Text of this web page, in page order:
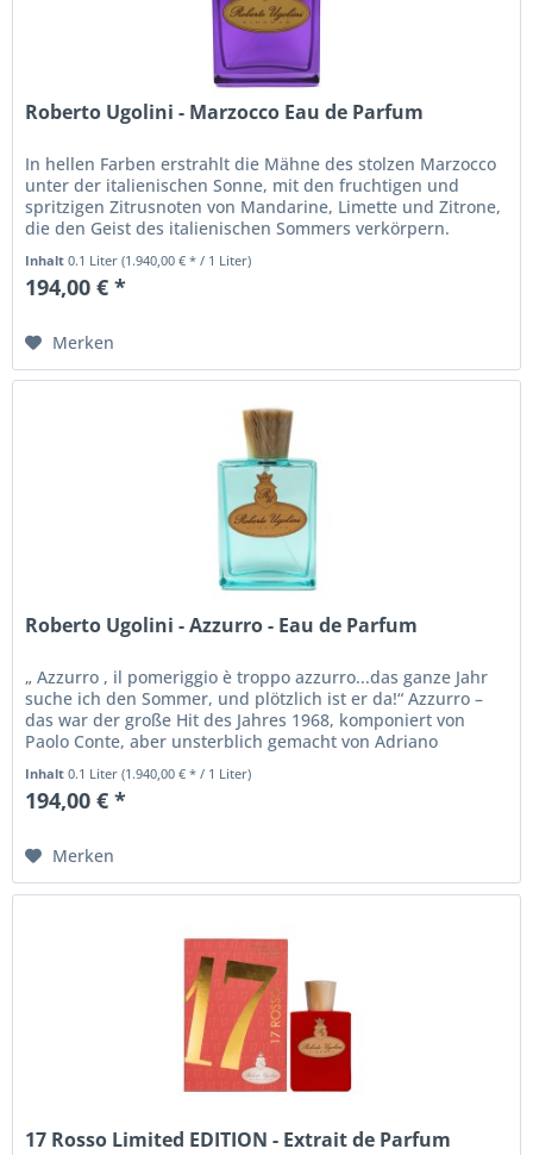
Roberto Ugolini - Marzocco Eau de Parfum
In hellen Farben erstrahlt die Mähne des stolzen Marzocco
unter der italienischen Sonne, mit den fruchtigen und
spritzigen Zitrusnoten von Mandarine, Limette und Zitrone,
die den Geist des italienischen Sommers verkörpern.
Inhalt0.1 Liter(1.940,00 € * / 1 Liter)
194,00 € *
Merken
Roberto Ugolini - Azzurro - Eau de Parfum
„ Azzurro , il pomeriggio è troppo azzurro...das ganze Jahr
suche ich den Sommer, und plötzlich ist er da!“ Azzurro –
das war der große Hit des Jahres 1968, komponiert von
Paolo Conte, aber unsterblich gemacht von Adriano
Celentano....
Inhalt0.1 Liter(1.940,00 € * / 1 Liter)
194,00 € *
Merken
17 Rosso Limited EDITION - Extrait de Parfum